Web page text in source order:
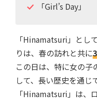
「Girl’s Day」
「Hinamatsuri」とし
りは、春の訪れと共に
この日は、特に女の子
して、長い歴史を通じ
「Hinamatsuri」は、